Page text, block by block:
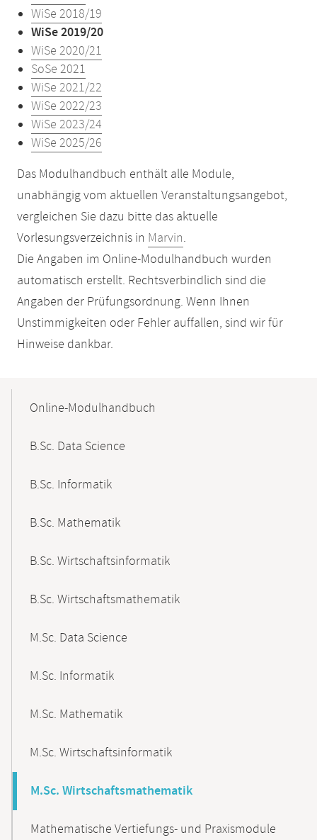
WiSe 2018/19
WiSe 2019/20
WiSe 2020/21
SoSe 2021
WiSe 2021/22
WiSe 2022/23
WiSe 2023/24
WiSe 2025/26
Das Modulhandbuch enthält alle Module,
unabhängig vom aktuellen Veranstaltungsangebot,
vergleichen Sie dazu bitte das aktuelle
Vorlesungsverzeichnis in Marvin.
Die Angaben im Online-Modulhandbuch wurden
automatisch erstellt. Rechtsverbindlich sind die
Angaben der Prüfungsordnung. Wenn Ihnen
Unstimmigkeiten oder Fehler auffallen, sind wir für
Hinweise dankbar.
NavigationOnline-Modulhandbuch
B.Sc. Data Science
B.Sc. Informatik
B.Sc. Mathematik
B.Sc. Wirtschaftsinformatik
B.Sc. Wirtschaftsmathematik
M.Sc. Data Science
M.Sc. Informatik
M.Sc. Mathematik
M.Sc. Wirtschaftsinformatik
M.Sc. Wirtschaftsmathematik
Mathematische Vertiefungs- und Praxismodule